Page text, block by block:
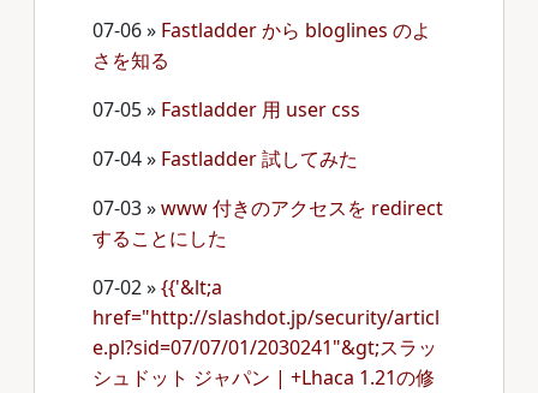
07-06» Fastladder から bloglines のよ
さを知る
07-05» Fastladder 用 user css
07-04» Fastladder 試してみた
07-03»www 付きのアクセスを redirect
することにした
07-02»{{'&lt;a
href="http://slashdot.jp/security/articl
e.pl?sid=07/07/01/2030241"&gt;スラッ
シュドット ジャパン | +Lhaca 1.21の修